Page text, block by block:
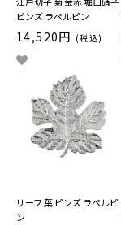
ピンズ ラペルピン
14,520円 (税込)
リーフ 葉 ピンズ ラペルピ
ン